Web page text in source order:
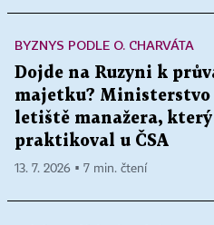
BYZNYS PODLE O. CHARVÁTA
Dojde na Ruzyni k
majetku? Ministerstvo
letiště manažera,
praktikoval u ČSA
13. 7. 2026 ▪ 7 min. čtení